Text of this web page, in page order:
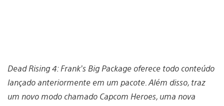
Dead Rising 4: Frank’s Big Package oferece todo conteúdo
lançado anteriormente em um pacote. Além disso, traz
um novo modo chamado Capcom Heroes, uma nova